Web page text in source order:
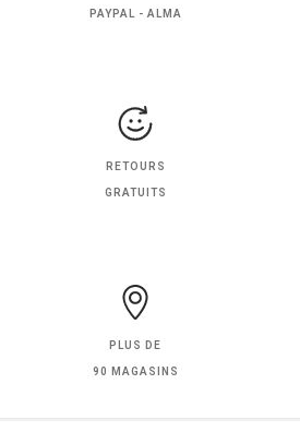
PAYPAL - ALMA
RETOURS
GRATUITS
PLUS DE
90 MAGASINS